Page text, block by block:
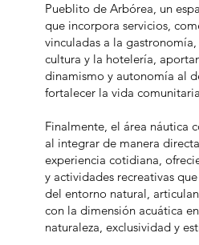
Pueblito de Arbórea, un
que incorpora servicios,
vinculadas a la
cultura y la hotelería,
dinamismo y autonomía al
fortalecer la vida
Finalmente, el área náutica
al integrar de manera
experiencia cotidiana,
y actividades recreativas
del entorno natural,
con la dimensión acuática
naturaleza, exclusividad y